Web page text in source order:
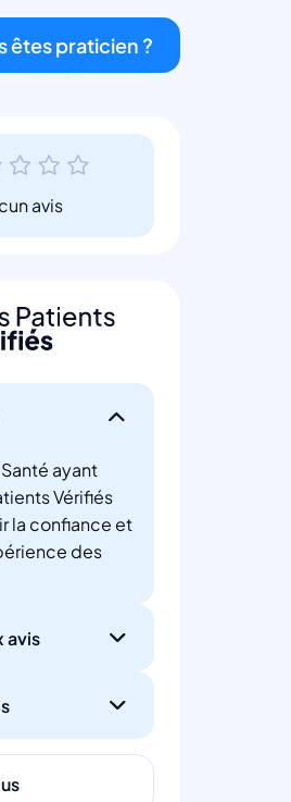
êtes praticien ?
avis
ayant
Vérifiés
la confiance et
des
avis